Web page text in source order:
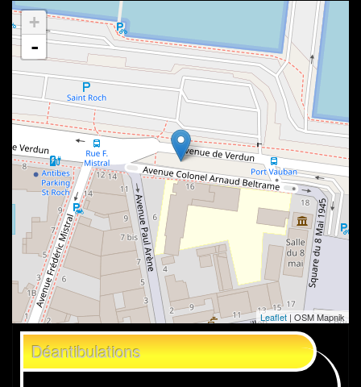
+
-
Leaflet | OSM Mapnik
Déantibulations